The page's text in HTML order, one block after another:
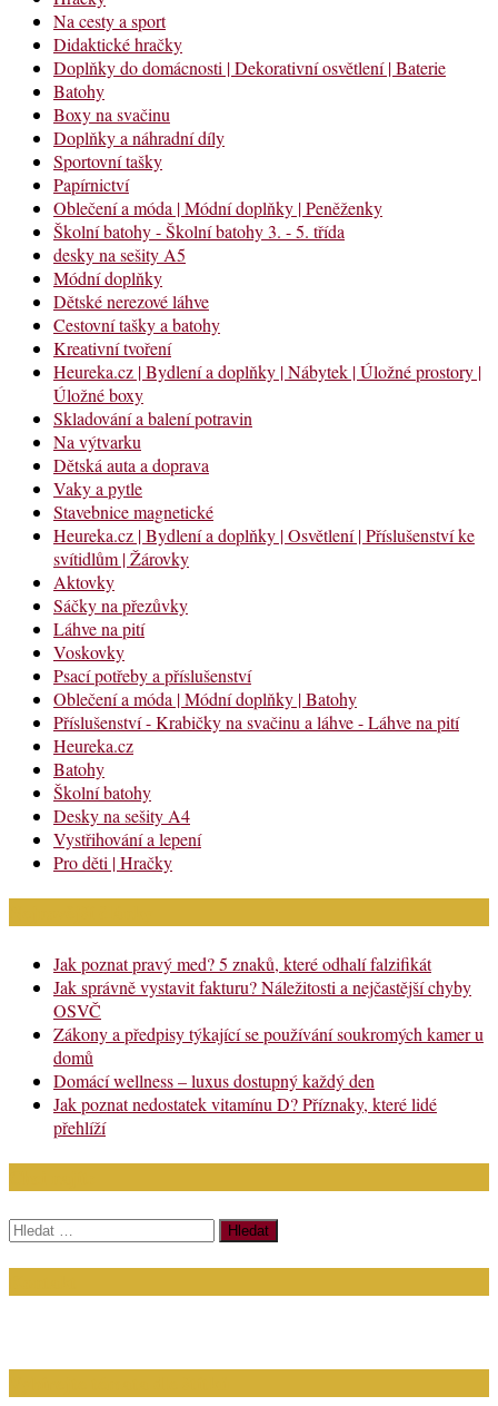
Na cesty a sport
Didaktické hračky
Doplňky do domácnosti | Dekorativní osvětlení | Baterie
Batohy
Boxy na svačinu
Doplňky a náhradní díly
Sportovní tašky
Papírnictví
Oblečení a móda | Módní doplňky | Peněženky
Školní batohy - Školní batohy 3. - 5. třída
desky na sešity A5
Módní doplňky
Dětské nerezové láhve
Cestovní tašky a batohy
Kreativní tvoření
Heureka.cz | Bydlení a doplňky | Nábytek | Úložné prostory |
Úložné boxy
Skladování a balení potravin
Na výtvarku
Dětská auta a doprava
Vaky a pytle
Stavebnice magnetické
Heureka.cz | Bydlení a doplňky | Osvětlení | Příslušenství ke
svítidlům | Žárovky
Aktovky
Sáčky na přezůvky
Láhve na pití
Voskovky
Psací potřeby a příslušenství
Oblečení a móda | Módní doplňky | Batohy
Příslušenství - Krabičky na svačinu a láhve - Láhve na pití
Heureka.cz
Batohy
Školní batohy
Desky na sešity A4
Vystřihování a lepení
Pro děti | Hračky
Jak poznat pravý med? 5 znaků, které odhalí falzifikát
Jak správně vystavit fakturu? Náležitosti a nejčastější chyby
OSVČ
Zákony a předpisy týkající se používání soukromých kamer u
domů
Domácí wellness – luxus dostupný každý den
Jak poznat nedostatek vitamínu D? Příznaky, které lidé
přehlíží
Vyhledávání